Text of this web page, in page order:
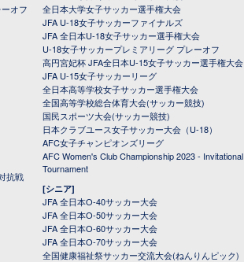
オフ
抗戦
全日本大学女子サッカー選手権大会
JFA U-18女子サッカーファイナルズ
JFA 全日本U-18女子サッカー選手権大会
U-18女子サッカープレミアリーグ プレーオフ
高円宮妃杯 JFA全日本U-15女子サッカー選手権大会
JFA U-15女子サッカーリーグ
全日本高等学校女子サッカー選手権大会
全国高等学校総合体育大会(サッカー競技)
国民スポーツ大会(サッカー競技)
日本クラブユース女子サッカー大会（U-18）
AFC女子チャンピオンズリーグ
AFC Women's Club Championship 2023 - Invitational
Tournament
[シニア]
JFA 全日本O-40サッカー大会
JFA 全日本O-50サッカー大会
JFA 全日本O-60サッカー大会
JFA 全日本O-70サッカー大会
全国健康福祉祭サッカー交流大会(ねんりんピック)